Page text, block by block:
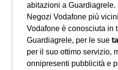
abitazioni a Guardiagrele.
Negozi Vodafone più
Vodafone è conosciuta in
Guardiagrele, per le sue
per il suo ottimo servizio,
onnipresenti pubblicità e